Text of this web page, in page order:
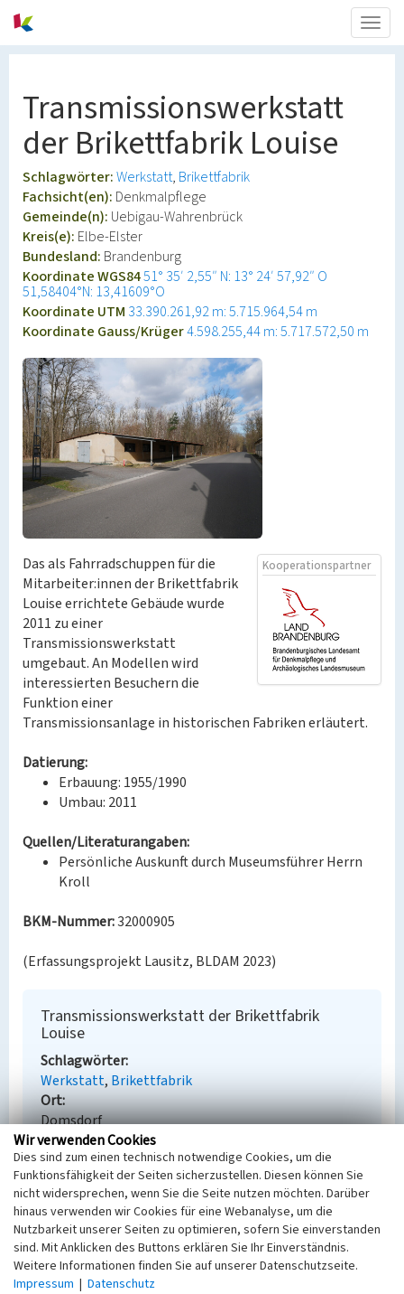
Transmissionswerkstatt
der Brikettfabrik Louise
Schlagwörter:Werkstatt Brikettfabrik
Fachsicht(en): Denkmalpflege
Gemeinde(n): Uebigau-Wahrenbrück
Kreis(e): Elbe-Elster
Bundesland: Brandenburg
Koordinate WGS8451° 35′ 2,55″ N: 13° 24′ 57,92″ O
51,58404°N: 13,41609°O
Koordinate UTM 33.390.261,92 m: 5.715.964,54 m
Koordinate Gauss/Krüger4.598.255,44 m: 5.717.572,50 m
Kooperationspartner
Das als Fahrradschuppen für die
Mitarbeiter:innen der Brikettfabrik
Louise errichtete Gebäude wurde
2011 zu einer
Transmissionswerkstatt
umgebaut. An Modellen wird
interessierten Besuchern die
Funktion einer
Transmissionsanlage in historischen Fabriken erläutert.
Datierung:
Erbauung: 1955/1990
Umbau: 2011
Quellen/Literaturangaben:
Persönliche Auskunft durch Museumsführer Herrn
Kroll
BKM-Nummer:32000905
(Erfassungsprojekt Lausitz, BLDAM 2023)
Transmissionswerkstatt der Brikettfabrik
Louise
Schlagwörter
Werkstatt Brikettfabrik
Ort
Domsdorf
Fachsicht(en)
Denkmalpflege
Erfassungsmaßstab
Keine Angabe
Erfassungsmethode
Übernahme aus externer Fachdatenbank
Wir verwenden Cookies
Dies sind zum einen technisch notwendige Cookies, um die
Funktionsfähigkeit der Seiten sicherzustellen. Diesen können Sie
nicht widersprechen, wenn Sie die Seite nutzen möchten. Darüber
hinaus verwenden wir Cookies für eine Webanalyse, um die
Nutzbarkeit unserer Seiten zu optimieren, sofern Sie einverstanden
sind. Mit Anklicken des Buttons erklären Sie Ihr Einverständnis.
Weitere Informationen finden Sie auf unserer Datenschutzseite.
Impressum | Datenschutz